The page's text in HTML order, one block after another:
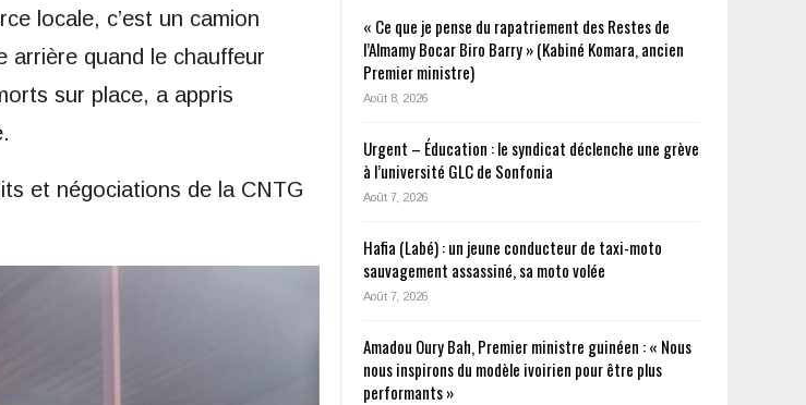
locale, c’est un camion
arrière quand le chauffeur
sur place, a appris
et négociations de la CNTG
« Ce que je pense du rapatriement des Restes de
l’Almamy Bocar Biro Barry » (Kabiné Komara, ancien
Premier ministre)
Août 8, 2026
Urgent – Éducation : le syndicat déclenche une grève
à l’université GLC de Sonfonia
Août 7, 2026
Hafia (Labé) : un jeune conducteur de taxi-moto
sauvagement assassiné, sa moto volée
Août 7, 2026
Amadou Oury Bah, Premier ministre guinéen : « Nous
nous inspirons du modèle ivoirien pour être plus
performants »